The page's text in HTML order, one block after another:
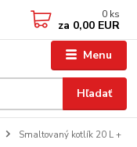
Menu
Hľadať
0 ks
za 0,00 EUR
Smaltovaný kotlík 20 L +